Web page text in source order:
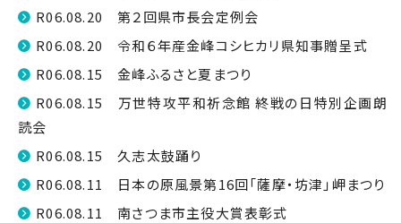
R06.08.20 第２回県市長会定例会
R06.08.20 令和６年産金峰コシヒカリ県知事贈呈式
R06.08.15 金峰ふるさと夏まつり
R06.08.15 万世特攻平和祈念館 終戦の日特別企画朗
読会
R06.08.15 久志太鼓踊り
R06.08.11 日本の原風景第16回「薩摩・坊津」岬まつり
R06.08.11 南さつま市主役大賞表彰式